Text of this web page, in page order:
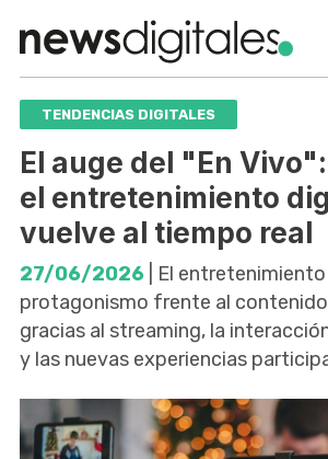
TENDENCIAS DIGITALES
El auge del "En
el entretenimiento
vuelve al tiempo real
27/06/2026 | El
protagonismo frente al
gracias al streaming, la
y las nuevas experiencias